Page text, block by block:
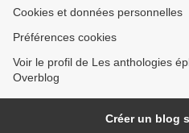
Cookies et données personnelles
Préférences cookies
Voir le profil de Les anthologies
Overblog
Créer un blog